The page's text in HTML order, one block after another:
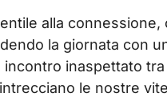
alla connessione,
la giornata con
inaspettato tra
le nostre vite